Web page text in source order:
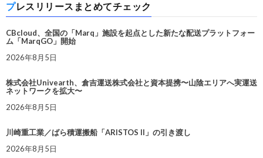
プレスリリースまとめてチェック
CBcloud、全国の「Marq」施設を起点とした新たな配送プラットフォー
ム「MarqGO」開始
2026年8月5日
株式会社Univearth、倉吉運送株式会社と資本提携〜山陰エリアへ実運送
ネットワークを拡大〜
2026年8月5日
川崎重工業／ばら積運搬船「ARISTOS II」の引き渡し
2026年8月5日